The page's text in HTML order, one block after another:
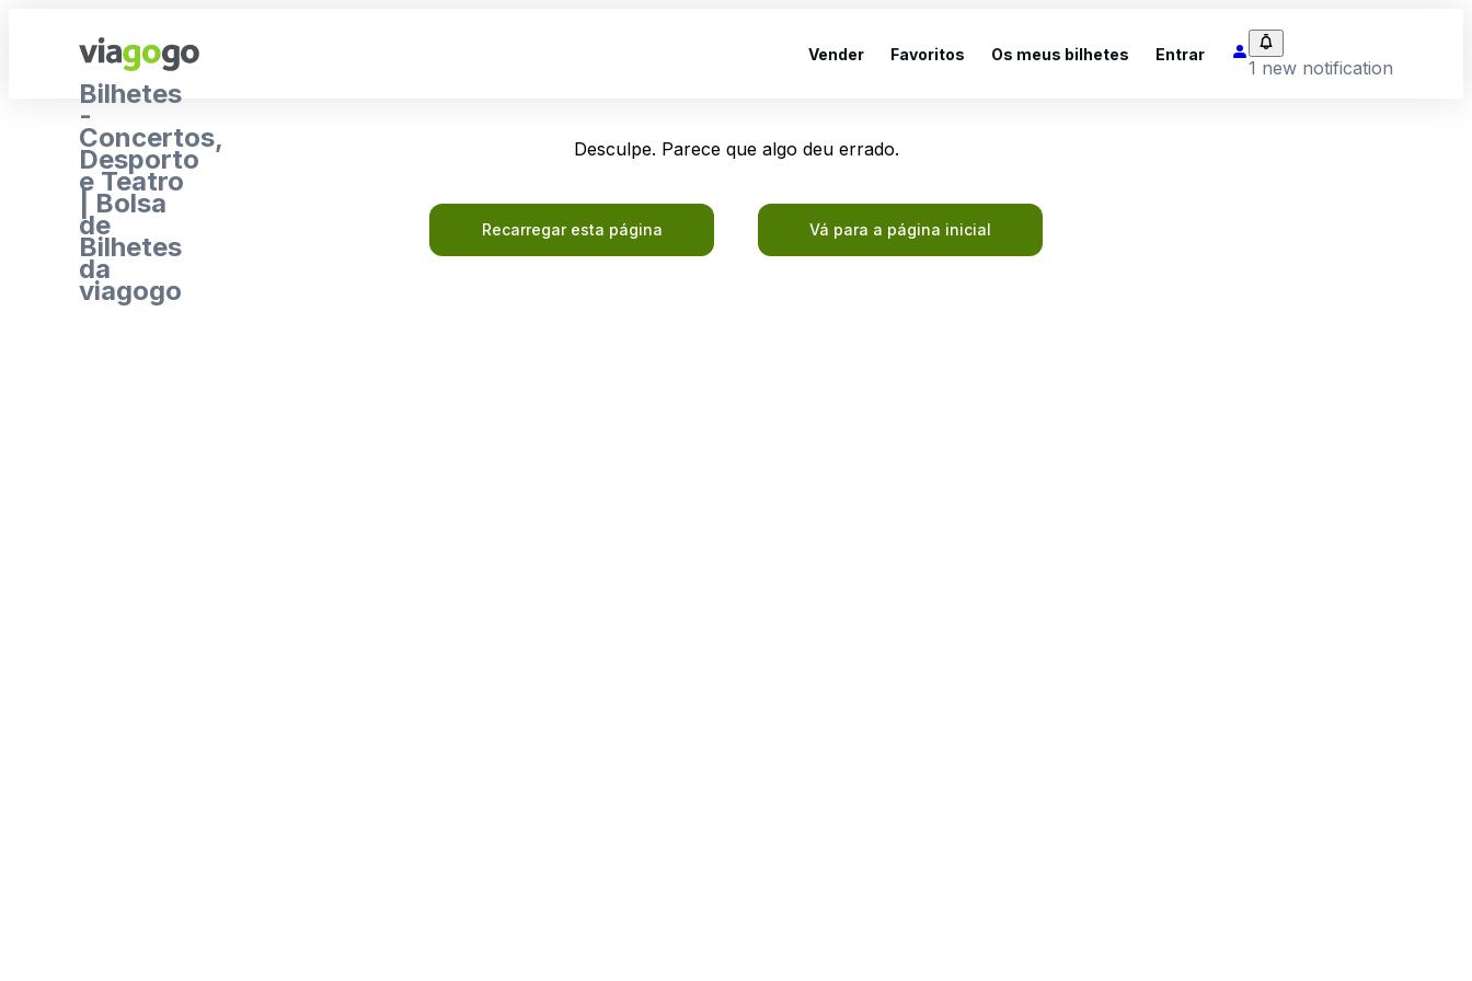
Bilhetes
-
Concertos,
Desporto
e Teatro
| Bolsa
de
Bilhetes
da
viagogo
Vender Favoritos Os meus bilhetes Entrar
1 new notification
Desculpe. Parece que algo deu errado.
Recarregar esta página Vá para a página inicial